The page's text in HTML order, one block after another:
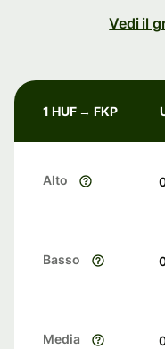
Vedi il
1 HUF → FKP
Alto
Basso
Media